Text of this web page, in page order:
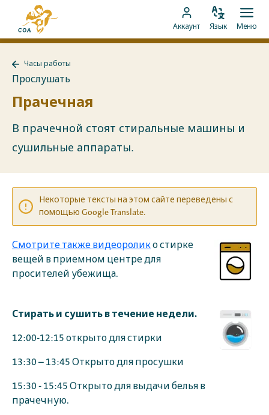
Перейти
контенту
главную
страницу
Перейти
к
Аккаунт
Изменить
Язык Меню
работы
Часы работы
Прослушать
Прачечная
В прачечной стоят стиральные машины и
сушильные аппараты.
Некоторые тексты на этом сайте переведены с
помощью Google Translate.
Смотрите также видеоролико стирке
вещей в приемном центре для
просителей убежища.
Стирать и сушить в течение недели.
12:00-12:15 открыто для стирки
13:30 – 13:45 Открыто для просушки
15:30 - 15:45 Открыто для выдачи белья в
прачечную.